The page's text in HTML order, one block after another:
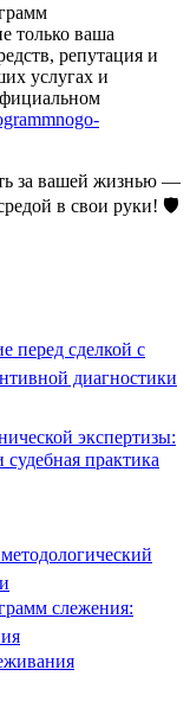
только ваша
репутация и
услугах и
за вашей жизнью —
в свои руки! 🛡️
перед сделкой с
диагностики
экспертизы:
практика
слежения: